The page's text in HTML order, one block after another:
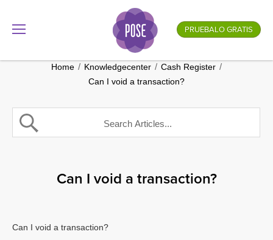
¿Cómo es el nombre de tu empresa?
.gotpose.com
PRUEBALO GRATIS
Home / Knowledgecenter / Cash Register /
Can I void a transaction?
Can I void a transaction?
Can I void a transaction?